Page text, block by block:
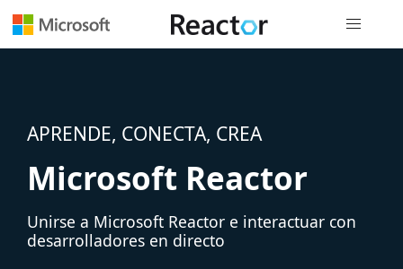
APRENDE, CONECTA, CREA
Microsoft Reactor
Unirse a Microsoft Reactor e interactuar con
desarrolladores en directo